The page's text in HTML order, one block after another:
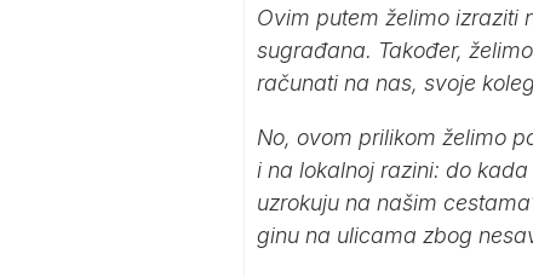
Ovim putem želimo izraziti
sugrađana. Također,
računati na nas, svoje
No, ovom prilikom želimo
i na lokalnoj razini: do
uzrokuju na našim
ginu na ulicama zbog